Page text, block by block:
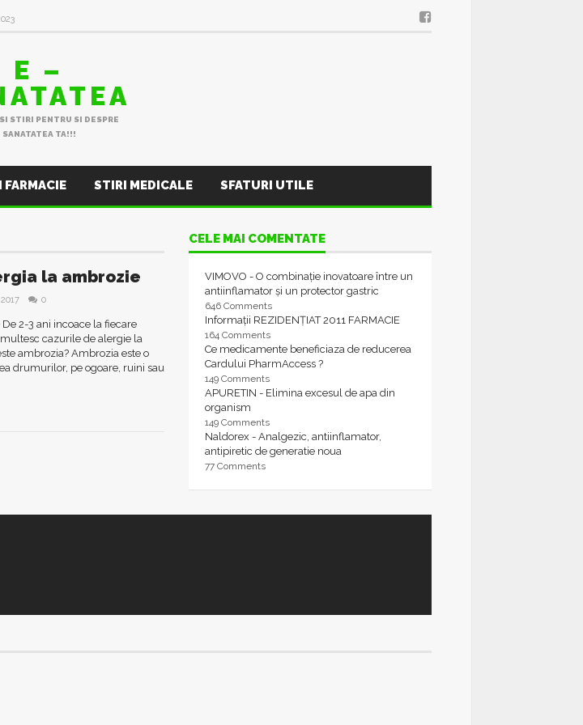
E –
STIRI PENTRU SI DESPRE
SANATATEA TA!!!
FARMACIE STIRI MEDICALE SFATURI UTILE
la ambrozie
0
2-3 ani incoace la fiecare
cazurile de alergie la
ambrozia? Ambrozia este o
drumurilor, pe ogoare, ruini sau
CELE MAI COMENTATE
VIMOVO - O combinație inovatoare între un
antiinflamator și un protector gastric
646 Comments
Informații REZIDENȚIAT 2011 FARMACIE
164 Comments
Ce medicamente beneficiaza de reducerea
Cardului PharmAccess ?
149 Comments
APURETIN - Elimina excesul de apa din
organism
149 Comments
Naldorex - Analgezic, antiinflamator,
antipiretic de generatie noua
77 Comments